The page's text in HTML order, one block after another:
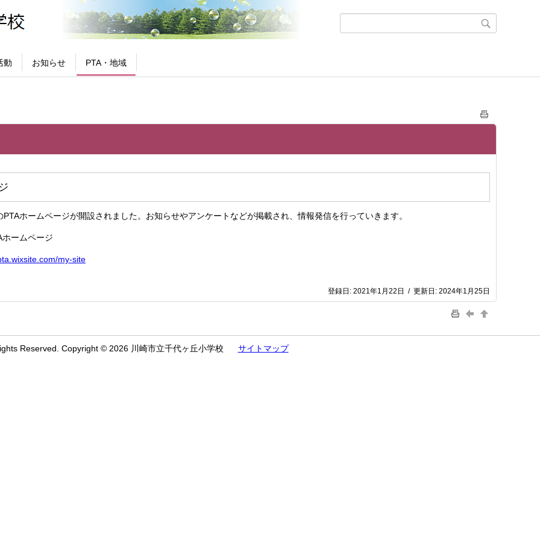
動 お知らせ PTA・地域
ホームページが開設されました。お知らせやアンケートなどが掲載され、情報発信を行っていきます。
ームページ
my-site
登録日: 2021年1月22日 / 更新日: 2024年1月25日
Reserved. Copyright © 2026 川崎市立千代ヶ丘小学校 サイトマップ